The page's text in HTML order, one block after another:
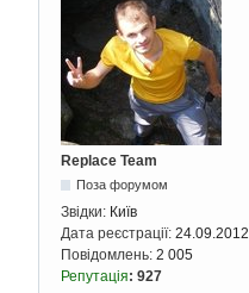
Replace Team
Поза форумом
Звідки: Київ
Дата реєстрації: 24.09.2012
Повідомлень: 2 005
Репутація: 927